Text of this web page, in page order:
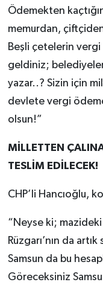
Ödemekten
memurdan,
Beşli çetelerin vergi
geldiniz;
yazar..? Sizin için
devlete vergi
olsun!”
MİLLETTEN
TESLİM EDİLECEK!
CHP’li Hancıoğlu,
“Neyse ki; mazideki
Rüzgarı’nın da
Samsun da bu
Göreceksiniz